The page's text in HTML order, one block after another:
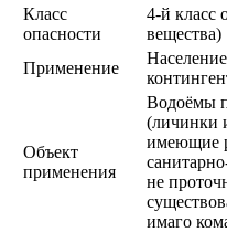
Класс
опасности
4-й класс
вещества)
Применение
Объект
применения
Водоёмы
(личинки
имеющие
не
имаго